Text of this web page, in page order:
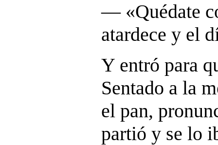
― «Quédate
atardece y el
Y entró para
Sentado a la
el pan,
partió y se lo